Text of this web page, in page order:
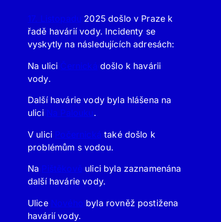
17. Listopadu 2025 došlo v Praze k
řadě havárií vody. Incidenty se
vyskytly na následujících adresách:
Na ulici Černická došlo k havárii
vody.
Další havárie vody byla hlášena na
ulici Na Palouku.
V ulici Počernická také došlo k
problémům s vodou.
Na Pištěkově ulici byla zaznamenána
další havárie vody.
Ulice Nového byla rovněž postižena
havárií vody.